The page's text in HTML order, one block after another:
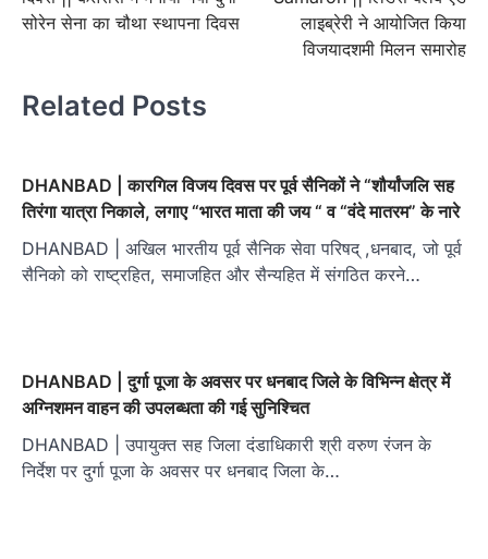
सोरेन सेना का चौथा स्थापना दिवस
लाइब्रेरी ने आयोजित किया
विजयादशमी मिलन समारोह
Related Posts
DHANBAD | कारगिल विजय दिवस पर पूर्व सैनिकों ने “शौर्यांजलि सह
तिरंगा यात्रा निकाले, लगाए “भारत माता की जय “ व “वंदे मातरम” के नारे
DHANBAD | अखिल भारतीय पूर्व सैनिक सेवा परिषद् ,धनबाद, जो पूर्व
सैनिको को राष्ट्रहित, समाजहित और सैन्यहित में संगठित करने…
DHANBAD | दुर्गा पूजा के अवसर पर धनबाद जिले के विभिन्न क्षेत्र में
अग्निशमन वाहन की उपलब्धता की गई सुनिश्चित
DHANBAD | उपायुक्त सह जिला दंडाधिकारी श्री वरुण रंजन के
निर्देश पर दुर्गा पूजा के अवसर पर धनबाद जिला के…